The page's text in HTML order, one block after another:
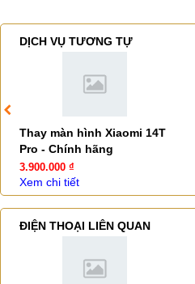
DỊCH VỤ TƯƠNG TỰ
Thay màn hình Xiaomi 14T
Pro - Chính hãng
3.900.000 ₫
Xem chi tiết
ĐIỆN THOẠI LIÊN QUAN